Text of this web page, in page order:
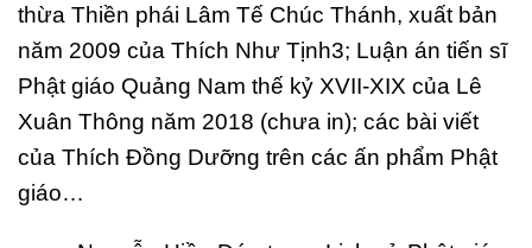
thừa Thiền phái Lâm Tế Chúc Thánh, xuất bản
năm 2009 của Thích Như Tịnh3; Luận án tiến sĩ
Phật giáo Quảng Nam thế kỷ XVII-XIX của Lê
Xuân Thông năm 2018 (chưa in); các bài viết
của Thích Đồng Dưỡng trên các ấn phẩm Phật
giáo…